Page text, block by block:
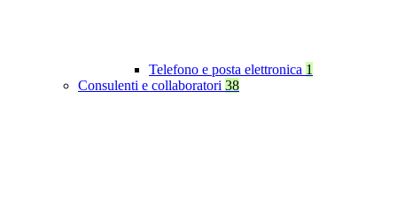
Telefono e posta elettronica 1
Consulenti e collaboratori 38